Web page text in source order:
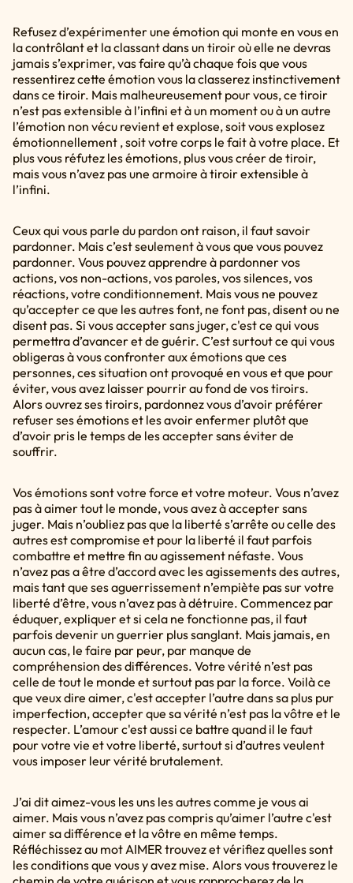
Refusez d’expérimenter une émotion qui monte en vous en
la contrôlant et la classant dans un tiroir où elle ne devras
jamais s’exprimer, vas faire qu’à chaque fois que vous
ressentirez cette émotion vous la classerez instinctivement
dans ce tiroir. Mais malheureusement pour vous, ce tiroir
n’est pas extensible à l’infini et à un moment ou à un autre
l’émotion non vécu revient et explose, soit vous explosez
émotionnellement , soit votre corps le fait à votre place. Et
plus vous réfutez les émotions, plus vous créer de tiroir,
mais vous n’avez pas une armoire à tiroir extensible à
l’infini.
Ceux qui vous parle du pardon ont raison, il faut savoir
pardonner. Mais c’est seulement à vous que vous pouvez
pardonner. Vous pouvez apprendre à pardonner vos
actions, vos non-actions, vos paroles, vos silences, vos
réactions, votre conditionnement. Mais vous ne pouvez
qu’accepter ce que les autres font, ne font pas, disent ou ne
disent pas. Si vous accepter sans juger, c'est ce qui vous
permettra d’avancer et de guérir. C’est surtout ce qui vous
obligeras à vous confronter aux émotions que ces
personnes, ces situation ont provoqué en vous et que pour
éviter, vous avez laisser pourrir au fond de vos tiroirs.
Alors ouvrez ses tiroirs, pardonnez vous d’avoir préférer
refuser ses émotions et les avoir enfermer plutôt que
d’avoir pris le temps de les accepter sans éviter de
souffrir.
Vos émotions sont votre force et votre moteur. Vous n’avez
pas à aimer tout le monde, vous avez à accepter sans
juger. Mais n’oubliez pas que la liberté s’arrête ou celle des
autres est compromise et pour la liberté il faut parfois
combattre et mettre fin au agissement néfaste. Vous
n’avez pas a être d’accord avec les agissements des autres,
mais tant que ses aguerrissement n’empiète pas sur votre
liberté d’être, vous n’avez pas à détruire. Commencez par
éduquer, expliquer et si cela ne fonctionne pas, il faut
parfois devenir un guerrier plus sanglant. Mais jamais, en
aucun cas, le faire par peur, par manque de
compréhension des différences. Votre vérité n’est pas
celle de tout le monde et surtout pas par la force. Voilà ce
que veux dire aimer, c'est accepter l’autre dans sa plus pur
imperfection, accepter que sa vérité n’est pas la vôtre et le
respecter. L’amour c'est aussi ce battre quand il le faut
pour votre vie et votre liberté, surtout si d’autres veulent
vous imposer leur vérité brutalement.
J’ai dit aimez-vous les uns les autres comme je vous ai
aimer. Mais vous n’avez pas compris qu’aimer l’autre c'est
aimer sa différence et la vôtre en même temps.
Réfléchissez au mot AIMER trouvez et vérifiez quelles sont
les conditions que vous y avez mise. Alors vous trouverez le